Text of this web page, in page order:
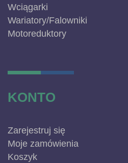
Wciągarki
Wariatory/Falowniki
Motoreduktory
KONTO
Zarejestruj się
Moje zamówienia
Koszyk